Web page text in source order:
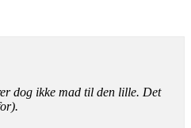
dog ikke mad til den lille. Det